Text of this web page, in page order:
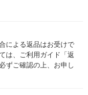
による返品はお受けで
は、ご利用ガイド「返
ずご確認の上、お申し